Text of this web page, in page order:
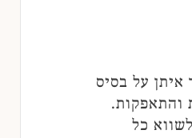
איתן על בסיס
והתאפקות.
כל